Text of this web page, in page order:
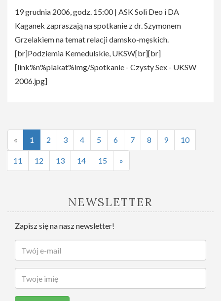
19 grudnia 2006, godz. 15:00 | ASK Soli Deo i DA
Kaganek zapraszają na spotkanie z dr. Szymonem
Grzelakiem na temat relacji damsko-męskich.
[br]Podziemia Kemedulskie, UKSW[br][br]
[link%n%plakat%img/Spotkanie - Czysty Sex - UKSW
2006.jpg]
« 1 2 3 4 5 6 7 8 9 10
11 12 13 14 15 »
NEWSLETTER
Zapisz się na nasz newsletter!